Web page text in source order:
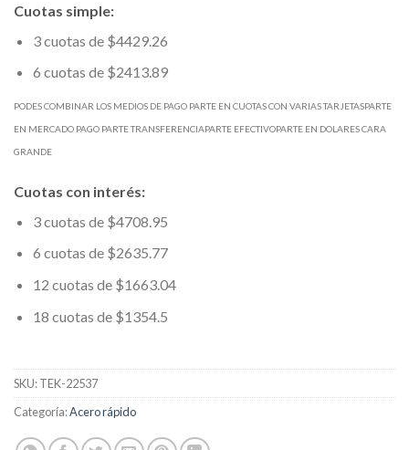
Cuotas simple:
3 cuotas de $4429.26
6 cuotas de $2413.89
PODES COMBINAR LOS MEDIOS DE PAGO PARTE EN CUOTAS CON VARIAS TARJETASPARTE
EN MERCADO PAGO PARTE TRANSFERENCIAPARTE EFECTIVOPARTE EN DOLARES CARA
GRANDE
Cuotas con interés:
3 cuotas de $4708.95
6 cuotas de $2635.77
12 cuotas de $1663.04
18 cuotas de $1354.5
SKU:TEK-22537
Categoría:Acero rápido